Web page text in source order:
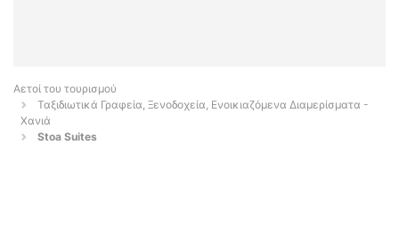
Αετοί του τουρισμού
Ταξιδιωτικά Γραφεία, Ξενοδοχεία, Ενοικιαζόμενα Διαμερίσματα -
Χανιά
Stoa Suites